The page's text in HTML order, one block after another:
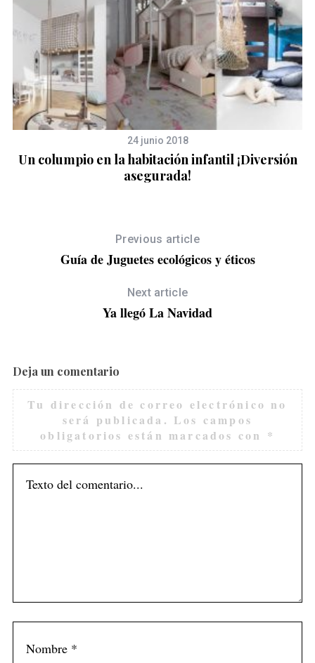
24 junio 2018
Un columpio en la habitación infantil ¡Diversión
asegurada!
Previous article
Guía de Juguetes ecológicos y éticos
Next article
Ya llegó La Navidad
Deja un comentario
Tu dirección de correo electrónico no
será publicada. Los campos
obligatorios están marcados con *